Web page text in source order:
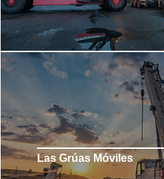
Las Grúas Móviles